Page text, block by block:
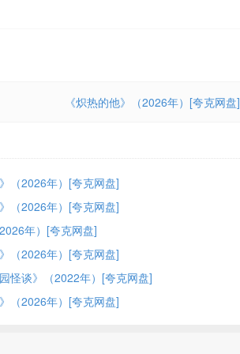
《炽热的他》（2026年）[夸克网盘]
（2026年）[夸克网盘]
（2026年）[夸克网盘]
年）[夸克网盘]
（2026年）[夸克网盘]
园怪谈》（2022年）[夸克网盘]
（2026年）[夸克网盘]